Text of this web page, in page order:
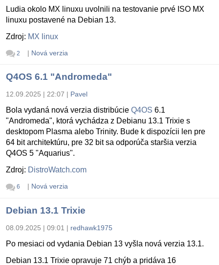
Ludia okolo MX linuxu uvolnili na testovanie prvé ISO MX
linuxu postavené na Debian 13.
Zdroj: MX linux
2 | Nová verzia
Q4OS 6.1 "Andromeda"
12.09.2025 | 22:07 | Pavel
Bola vydaná nová verzia distribúcie Q4OS 6.1
"Andromeda", ktorá vychádza z Debianu 13.1 Trixie s
desktopom Plasma alebo Trinity. Bude k dispozícii len pre
64 bit architektúru, pre 32 bit sa odporúča staršia verzia
Q4OS 5 "Aquarius".
Zdroj: DistroWatch.com
6 | Nová verzia
Debian 13.1 Trixie
08.09.2025 | 09:01 | redhawk1975
Po mesiaci od vydania Debian 13 vyšla nová verzia 13.1.
Debian 13.1 Trixie opravuje 71 chýb a pridáva 16